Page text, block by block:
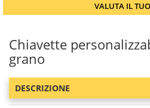
VALUTA IL
Chiavette
grano
DESCRIZIONE